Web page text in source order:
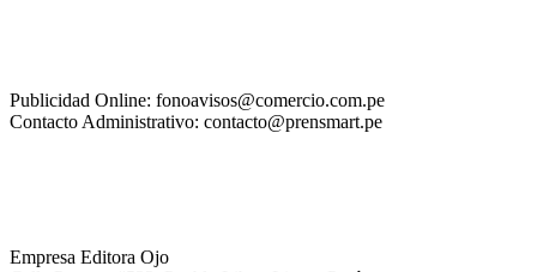
Publicidad Online: fonoavisos@comercio.com.pe
Contacto Administrativo: contacto@prensmart.pe
Empresa Editora Ojo